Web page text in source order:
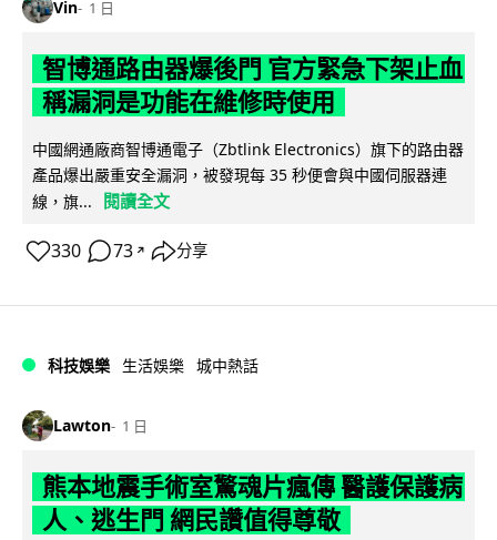
Vin 1 日
智博通路由器爆後門 官方緊急下架止血
稱漏洞是功能在維修時使用
中國網通廠商智博通電子（Zbtlink Electronics）旗下的路由器
產品爆出嚴重安全漏洞，被發現每 35 秒便會與中國伺服器連
線，旗...
閱讀全文
330 73 ↗ 分享
科技娛樂 生活娛樂 城中熱話
Lawton 1 日
熊本地震手術室驚魂片瘋傳 醫護保護病
人、逃生門 網民讚值得尊敬